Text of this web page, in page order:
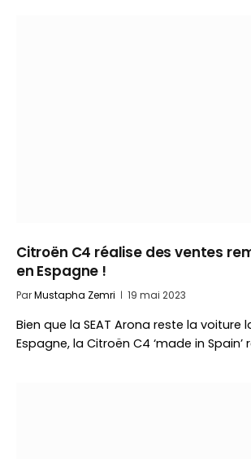
Citroën C4 réalise des ventes
en Espagne !
ParMustapha Zemri 19 mai 2023
Bien que la SEAT Arona reste la voiture
Espagne, la Citroën C4 ‘made in Spain’